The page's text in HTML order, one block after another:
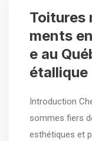
Toitures
ments
e au
étallique
Introduction
sommes fiers
esthétiques et